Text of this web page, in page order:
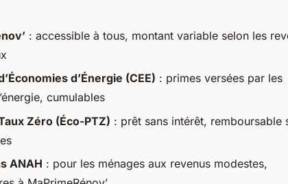
: accessible à tous, montant variable selon les
d’Énergie (CEE) : primes versées par les
cumulables
Zéro (Éco-PTZ) : prêt sans intérêt, remboursable
ANAH : pour les ménages aux revenus modestes,